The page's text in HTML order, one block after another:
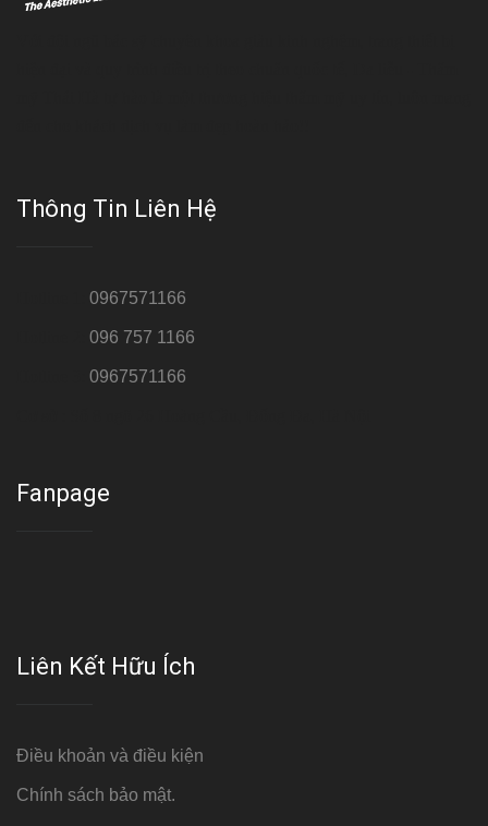
Thông Tin Liên Hệ
0967571166
096 757 1166
0967571166
Fanpage
Liên Kết Hữu Ích
Điều khoản và điều kiện
Chính sách bảo mật.